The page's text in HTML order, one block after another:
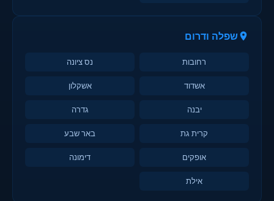
שפלה ודרום
רחובות נס ציונה
אשדוד אשקלון
יבנה גדרה
קרית גת באר שבע
אופקים דימונה
אילת